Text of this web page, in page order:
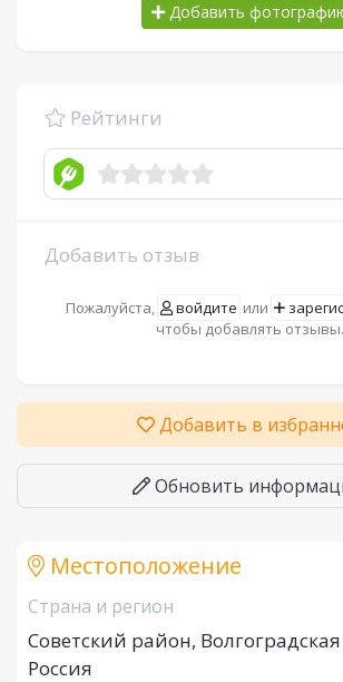
Добавить
Рейтинги
Добавить отзыв
Пожалуйста, войдите или
чтобы добавлять отзывы.
Добавить в
Обновить
Местоположение
Страна и регион
Советский район, Волгоградская
Россия